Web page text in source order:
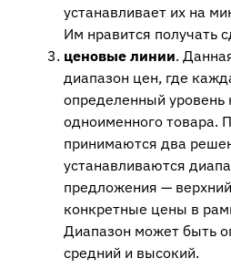
устанавливает их на
Им нравится получать
ценовые линии.
диапазон цен, где
определенный уровень
одноименного товара.
принимаются два
устанавливаются
предложения —
конкретные цены в
Диапазон может быть
средний и высокий.